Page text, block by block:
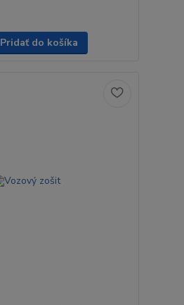
Pridať do košíka